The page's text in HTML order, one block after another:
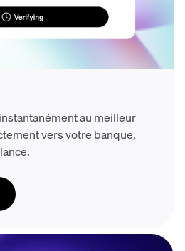
au meilleur
vers votre banque,